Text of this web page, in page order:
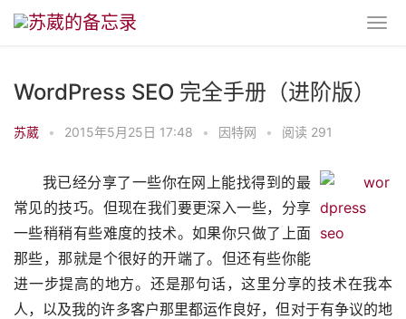
WordPress SEO 完全手册（进阶版）
苏葳 • 2015年5月25日 17:48 • 因特网 • 阅读 291
我已经分享了一些你在网上能找得到的最
常见的技巧。但现在我们要更深入一些，分享
一些稍稍有些难度的技术。如果你只做了上面
那些，那就是个很好的开端了。但还有些你能
进一步提高的地方。还是那句话，这里分享的技术在我本
人，以及我的许多客户那里都运作良好，但对于有争议的地